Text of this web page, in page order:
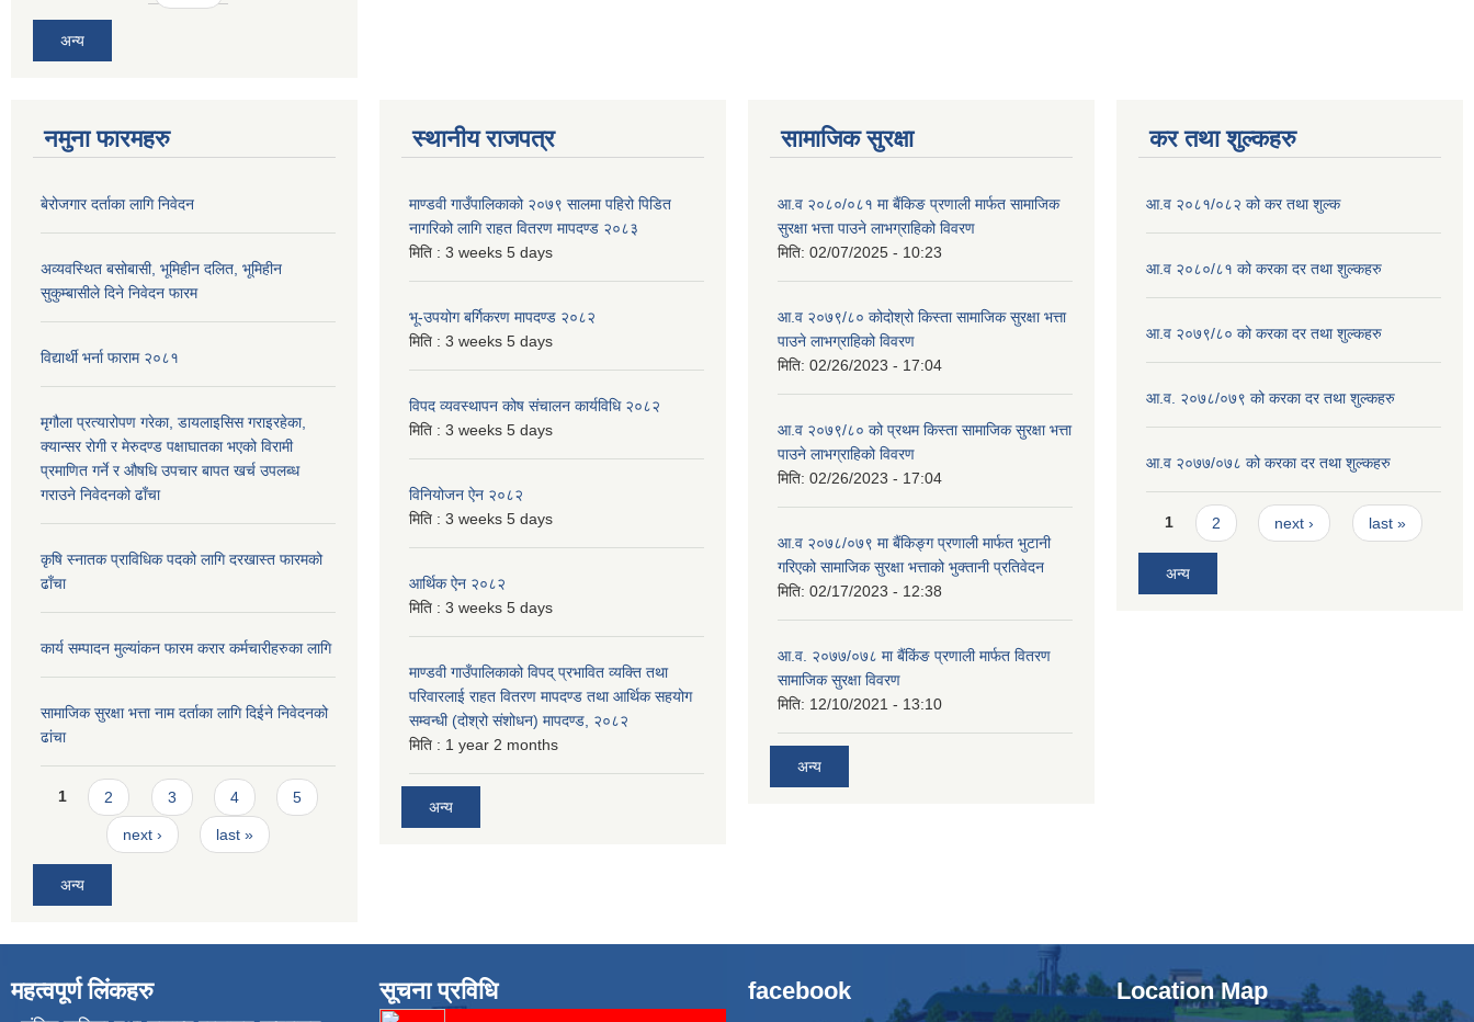
अन्य
नमुना फारमहरु
बेरोजगार दर्ताका लागि निवेदन
अव्यवस्थित बसोबासी, भूमिहीन दलित, भूमिहीन
सुकुम्बासीले दिने निवेदन फारम
विद्यार्थी भर्ना फाराम २०८१
मृगौला प्रत्यारोपण गरेका, डायलाइसिस गराइरहेका,
क्यान्सर रोगी र मेरुदण्ड पक्षाघातका भएको विरामी
प्रमाणित गर्ने र औषधि उपचार बापत खर्च उपलब्ध
गराउने निवेदनको ढाँचा
कृषि स्नातक प्राविधिक पदको लागि दरखास्त फारमको
ढाँचा
कार्य सम्पादन मुल्यांकन फारम करार कर्मचारीहरुका लागि
सामाजिक सुरक्षा भत्ता नाम दर्ताका लागि दिईने निवेदनको
ढांचा
Pages
1 2 3 4 5
next › last »
अन्य
स्थानीय राजपत्र
माण्डवी गाउँपालिकाको २०७९ सालमा पहिरो पिडित
नागरिको लागि राहत वितरण मापदण्ड २०८३
मिति : 3 weeks 5 days
भू-उपयोग बर्गिकरण मापदण्ड २०८२
मिति : 3 weeks 5 days
विपद व्यवस्थापन कोष संचालन कार्यविधि २०८२
मिति : 3 weeks 5 days
विनियोजन ऐन २०८२
मिति : 3 weeks 5 days
आर्थिक ऐन २०८२
मिति : 3 weeks 5 days
माण्डवी गाउँपालिकाको विपद् प्रभावित व्यक्ति तथा
परिवारलाई राहत वितरण मापदण्ड तथा आर्थिक सहयोग
सम्वन्धी (दोश्रो संशोधन) मापदण्ड, २०८२
मिति : 1 year 2 months
अन्य
सामाजिक सुरक्षा
आ.व २०८०/०८१ मा बैंकिङ प्रणाली मार्फत सामाजिक
सुरक्षा भत्ता पाउने लाभग्राहिको विवरण
मिति: 02/07/2025 - 10:23
आ.व २०७९/८० कोदोश्रो किस्ता सामाजिक सुरक्षा भत्ता
पाउने लाभग्राहिको विवरण
मिति: 02/26/2023 - 17:04
आ.व २०७९/८० को प्रथम किस्ता सामाजिक सुरक्षा भत्ता
पाउने लाभग्राहिको विवरण
मिति: 02/26/2023 - 17:04
आ.व २०७८/०७९ मा बैंकिङ्ग प्रणाली मार्फत भुटानी
गरिएको सामाजिक सुरक्षा भत्ताको भुक्तानी प्रतिवेदन
मिति: 02/17/2023 - 12:38
आ.व. २०७७/०७८ मा बैंकिंङ प्रणाली मार्फत वितरण
सामाजिक सुरक्षा विवरण
मिति: 12/10/2021 - 13:10
अन्य
कर तथा शुल्कहरु
आ.व २०८१/०८२ को कर तथा शुल्क
आ.व २०८०/८१ को करका दर तथा शुल्कहरु
आ.व २०७९/८० को करका दर तथा शुल्कहरु
आ.व. २०७८/०७९ को करका दर तथा शुल्कहरु
आ.व २०७७/०७८ को करका दर तथा शुल्कहरु
Pages
1 2 next › last »
अन्य
महत्वपूर्ण लिंकहरु सूचना प्रविधि facebook Location Map